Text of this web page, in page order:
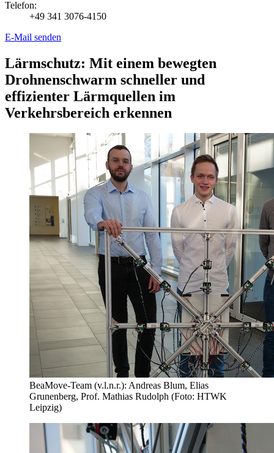
Telefon:
+49 341 3076-4150
E-Mail senden
Lärmschutz: Mit einem bewegten
Drohnenschwarm schneller und
effizienter Lärmquellen im
Verkehrsbereich erkennen
BeaMove-Team (v.l.n.r.): Andreas Blum, Elias
Grunenberg, Prof. Mathias Rudolph (Foto: HTWK
Leipzig)